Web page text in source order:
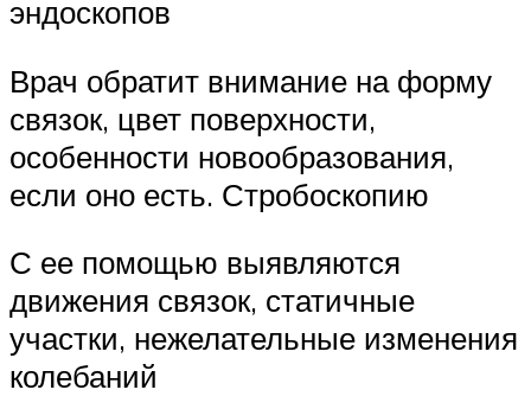
эндоскопов
Врач обратит внимание на форму
связок, цвет поверхности,
особенности новообразования,
если оно есть. Стробоскопию
С ее помощью выявляются
движения связок, статичные
участки, нежелательные изменения
колебаний